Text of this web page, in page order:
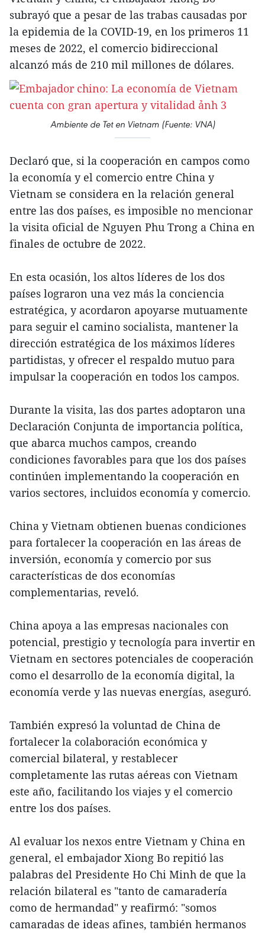
subrayó que a pesar de las trabas causadas por
la epidemia de la COVID-19, en los primeros 11
meses de 2022, el comercio bidireccional
alcanzó más de 210 mil millones de dólares.
Ambiente de Tet en Vietnam (Fuente: VNA)
Declaró que, si la cooperación en campos como
la economía y el comercio entre China y
Vietnam se considera en la relación general
entre las dos países, es imposible no mencionar
la visita oficial de Nguyen Phu Trong a China en
finales de octubre de 2022.
En esta ocasión, los altos líderes de los dos
países lograron una vez más la conciencia
estratégica, y acordaron apoyarse mutuamente
para seguir el camino socialista, mantener la
dirección estratégica de los máximos líderes
partidistas, y ofrecer el respaldo mutuo para
impulsar la cooperación en todos los campos.
Durante la visita, las dos partes adoptaron una
Declaración Conjunta de importancia política,
que abarca muchos campos, creando
condiciones favorables para que los dos países
continúen implementando la cooperación en
varios sectores, incluidos economía y comercio.
China y Vietnam obtienen buenas condiciones
para fortalecer la cooperación en las áreas de
inversión, economía y comercio por sus
características de dos economías
complementarias, reveló.
China apoya a las empresas nacionales con
potencial, prestigio y tecnología para invertir en
Vietnam en sectores potenciales de cooperación
como el desarrollo de la economía digital, la
economía verde y las nuevas energías, aseguró.
También expresó la voluntad de China de
fortalecer la colaboración económica y
comercial bilateral, y restablecer
completamente las rutas aéreas con Vietnam
este año, facilitando los viajes y el comercio
entre los dos países.
Al evaluar los nexos entre Vietnam y China en
general, el embajador Xiong Bo repitió las
palabras del Presidente Ho Chi Minh de que la
relación bilateral es "tanto de camaradería
como de hermandad" y reafirmó: "somos
camaradas de ideas afines, también hermanos